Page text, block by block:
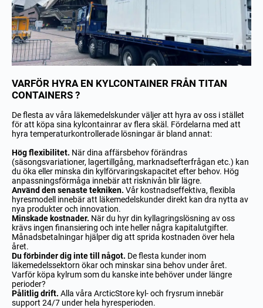
VARFÖR HYRA EN KYLCONTAINER FRÅN TITAN
CONTAINERS ?
De flesta av våra läkemedelskunder väljer att hyra av oss i stället
för att köpa sina kylcontainrar av flera skäl. Fördelarna med att
hyra temperaturkontrollerade lösningar är bland annat:
Hög flexibilitet. När dina affärsbehov förändras
(säsongsvariationer, lagertillgång, marknadsefterfrågan etc.) kan
du öka eller minska din kylförvaringskapacitet efter behov. Hög
anpassningsförmåga innebär att risknivån blir lägre.
Använd den senaste tekniken. Vår kostnadseffektiva, flexibla
hyresmodell innebär att läkemedelskunder direkt kan dra nytta av
nya produkter och innovation.
Minskade kostnader. När du hyr din kyllagringslösning av oss
krävs ingen finansiering och inte heller några kapitalutgifter.
Månadsbetalningar hjälper dig att sprida kostnaden över hela
året.
Du förbinder dig inte till något. De flesta kunder inom
läkemedelssektorn ökar och minskar sina behov under året.
Varför köpa kylrum som du kanske inte behöver under längre
perioder?
Pålitlig drift. Alla våra ArcticStore kyl- och frysrum innebär
support 24/7 under hela hyresperioden.